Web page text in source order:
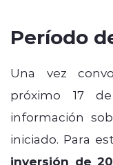
Período
Una vez
próximo 17
información
iniciado. Para
inversión de